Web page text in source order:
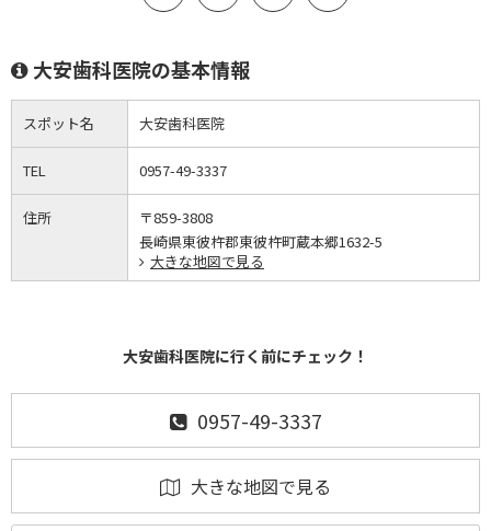
大安歯科医院の基本情報
スポット名 大安歯科医院
TEL 0957-49-3337
住所
〒859-3808
長崎県東彼杵郡東彼杵町蔵本郷1632-5
大きな地図で見る
大安歯科医院に行く前にチェック！
0957-49-3337
大きな地図で見る